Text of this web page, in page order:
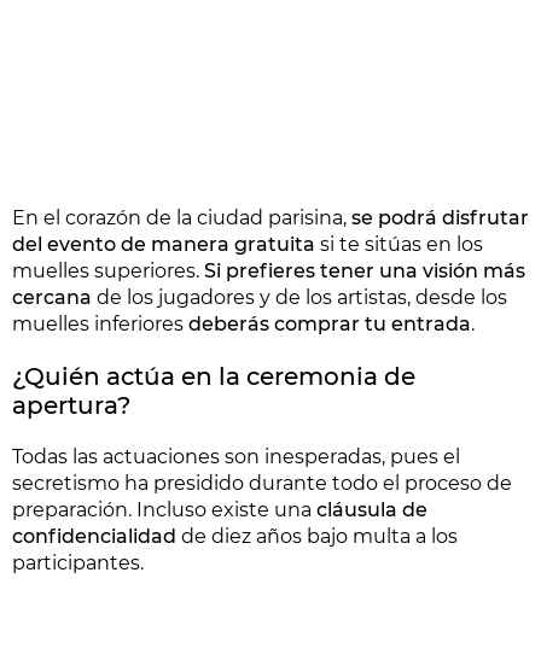
En el corazón de la ciudad parisina, se podrá disfrutar
del evento de manera gratuita si te sitúas en los
muelles superiores. Si prefieres tener una visión más
cercana de los jugadores y de los artistas, desde los
muelles inferiores deberás comprar tu entrada.
¿Quién actúa en la ceremonia de
apertura?
Todas las actuaciones son inesperadas, pues el
secretismo ha presidido durante todo el proceso de
preparación. Incluso existe una cláusula de
confidencialidad de diez años bajo multa a los
participantes.